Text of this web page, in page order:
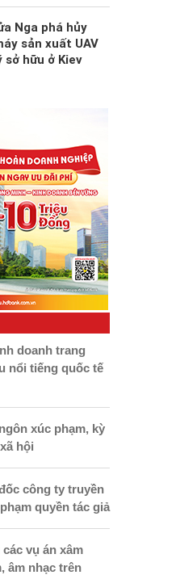
Nga phá hủy
sản xuất UAV
sở hữu ở Kiev
doanh trang
nổi tiếng quốc tế
xúc phạm, kỳ
hội
công ty truyền
quyền tác giả
vụ án xâm
âm nhạc trên